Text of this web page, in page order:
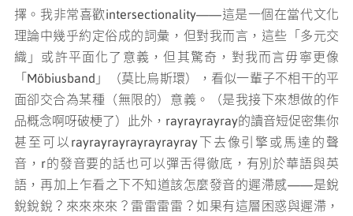
擇。我非常喜歡intersectionality——這是一個在當代文化
理論中幾乎約定俗成的詞彙，但對我而言，這些「多元交
織」或許平面化了意義，但其驚奇，對我而言毋寧更像
「Möbiusband」（莫比烏斯環），看似一輩子不相干的平
面卻交合為某種（無限的）意義。（是我接下來想做的作
品概念啊呀破梗了）此外，rayrayrayray的讀音短促密集你
甚至可以rayrayrayrayrayrayray下去像引擎或馬達的聲
音，r的發音要的話也可以彈舌得徹底，有別於華語與英
語，再加上乍看之下不知道該怎麼發音的遲滯感——是銳
銳銳銳？來來來來？雷雷雷雷？如果有這層困惑與遲滯，